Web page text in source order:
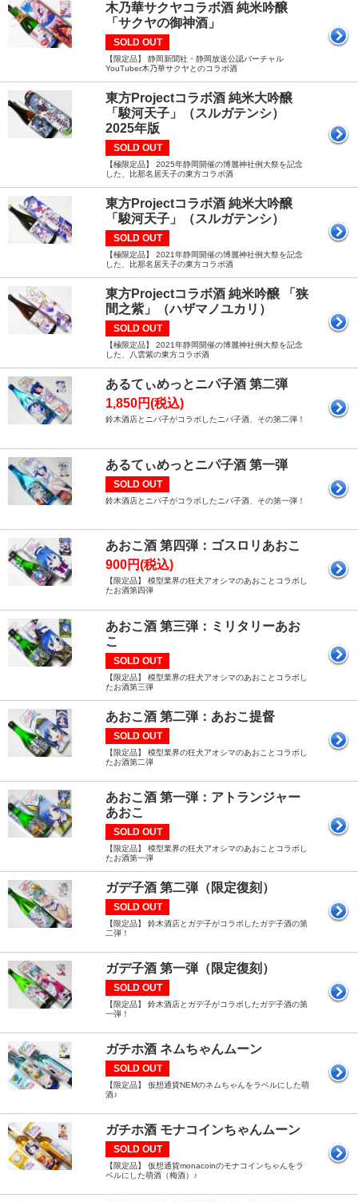
木乃華サクヤコラボ酒 純米吟醸
「サクヤの御神酒」
SOLD OUT
【限定品】 静岡新聞社・静岡放送公認バーチャル
YouTuber木乃華サクヤとのコラボ酒
東方Projectコラボ酒 純米大吟醸
「駿河天子」（スルガテンシ）
2025年版
SOLD OUT
【極限定品】 2025年静岡開催の博麗神社例大祭を記念
した、比那名居天子の東方コラボ酒
東方Projectコラボ酒 純米大吟醸
「駿河天子」（スルガテンシ）
SOLD OUT
【極限定品】 2021年静岡開催の博麗神社例大祭を記念
した、比那名居天子の東方コラボ酒
東方Projectコラボ酒 純米吟醸 「狭
間之紫」（ハザマノユカリ）
SOLD OUT
【極限定品】 2021年静岡開催の博麗神社例大祭を記念
した、八雲紫の東方コラボ酒
あるてぃめっとニパ子酒 第二弾
1,850円(税込)
鈴木酒店とニパ子がコラボしたニパ子酒、その第二弾！
あるてぃめっとニパ子酒 第一弾
SOLD OUT
鈴木酒店とニパ子がコラボしたニパ子酒、その第一弾！
あおこ酒 第四弾：ゴスロリあおこ
900円(税込)
【限定品】 模型業界の狂犬アオシマのあおことコラボし
たお酒第四弾
あおこ酒 第三弾：ミリタリーあお
こ
SOLD OUT
【限定品】 模型業界の狂犬アオシマのあおことコラボし
たお酒第三弾
あおこ酒 第二弾：あおこ提督
SOLD OUT
【限定品】 模型業界の狂犬アオシマのあおことコラボし
たお酒第二弾
あおこ酒 第一弾：アトランジャー
あおこ
SOLD OUT
【限定品】 模型業界の狂犬アオシマのあおことコラボし
たお酒第一弾
ガデ子酒 第二弾（限定復刻）
SOLD OUT
【限定品】 鈴木酒店とガデ子がコラボしたガデ子酒の第
二弾！
ガデ子酒 第一弾（限定復刻）
SOLD OUT
【限定品】 鈴木酒店とガデ子がコラボしたガデ子酒の第
一弾！
ガチホ酒 ネムちゃんムーン
SOLD OUT
【限定品】 仮想通貨NEMのネムちゃんをラベルにした萌
酒♪
ガチホ酒 モナコインちゃんムーン
SOLD OUT
【限定品】 仮想通貨monacoinのモナコインちゃんをラ
ベルにした萌酒（梅酒）♪